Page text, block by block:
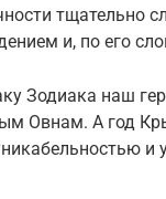
тщательно
и, по его
Зодиака наш
Овнам. А год
и